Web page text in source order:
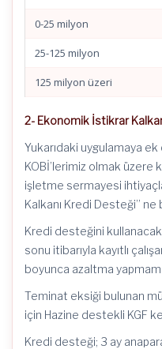
0-25 milyon
25-125 milyon
125 milyon üzeri
2- Ekonomik İstikrar
Yukarıdaki uygulamaya
KOBİ’lerimiz olmak
işletme sermayesi
Kalkanı Kredi Desteği” ne
Kredi desteğini kullanacak
sonu itibarıyla kayıtlı
boyunca azaltma
Teminat eksiği bulunan
için Hazine destekli KGF
Kredi desteği; 3 ay